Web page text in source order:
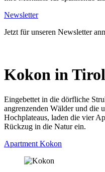
News­letter
Jetzt für unseren News­letter
Kokon in
Eingebettet in die dörfliche
angrenzenden Wälder und die
Hochplateaus, laden die vier
Rückzug in die Natur ein.
Apartment Kokon